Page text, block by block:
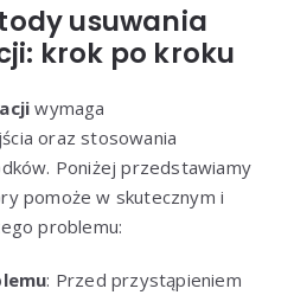
usuwania
krok po kroku
wymaga
oraz stosowania
Poniżej przedstawiamy
pomoże w skutecznym i
problemu:
: Przed przystąpieniem